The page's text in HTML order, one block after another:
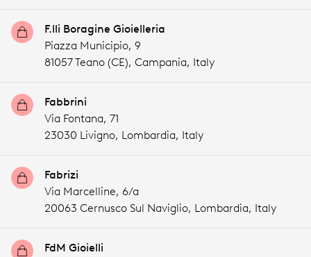
F.lli Boragine Gioielleria
Piazza Municipio, 9
81057 Teano (CE), Campania, Italy
Fabbrini
Via Fontana, 71
23030 Livigno, Lombardia, Italy
Fabrizi
Via Marcelline, 6/a
20063 Cernusco Sul Naviglio, Lombardia, Italy
FdM Gioielli